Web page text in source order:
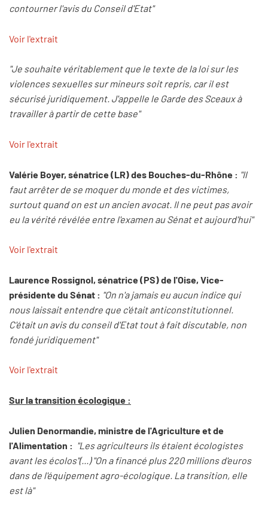
contourner l'avis du Conseil d'Etat"
Voir l'extrait
"Je souhaite véritablement que le texte de la loi sur les
violences sexuelles sur mineurs soit repris, car il est
sécurisé juridiquement. J'appelle le Garde des Sceaux à
travailler à partir de cette base"
Voir l'extrait
Valérie Boyer, sénatrice (LR) des Bouches-du-Rhône : "Il
faut arrêter de se moquer du monde et des victimes,
surtout quand on est un ancien avocat. Il ne peut pas avoir
eu la vérité révélée entre l'examen au Sénat et aujourd'hui"
Voir l'extrait
Laurence Rossignol, sénatrice (PS) de l'Oise, Vice-
présidente du Sénat : "On n'a jamais eu aucun indice qui
nous laissait entendre que c'était anticonstitutionnel.
C'était un avis du conseil d'Etat tout à fait discutable, non
fondé juridiquement"
Voir l'extrait
Sur la transition écologique :
Julien Denormandie, ministre de l'Agriculture et de
l'Alimentation : "Les agriculteurs ils étaient écologistes
avant les écolos"(...) "On a financé plus 220 millions d'euros
dans de l'équipement agro-écologique. La transition, elle
est là"